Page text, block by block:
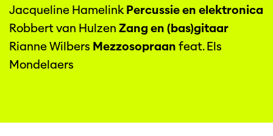
Jacqueline HamelinkPercussie en elektronica
Robbert van Hulzen Zang en (bas)gitaar
Rianne Wilbers Mezzosopraan feat. Els
Mondelaers